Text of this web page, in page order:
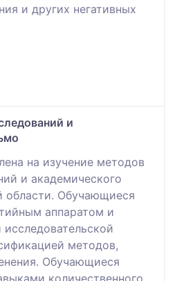
и других негативных
и
на изучение методов
и академического
области. Обучающиеся
аппаратом и
методов,
Обучающиеся
количественного